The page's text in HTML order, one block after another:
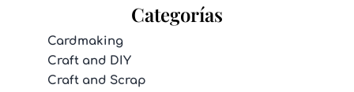
Categorías
Cardmaking
Craft and DIY
Craft and Scrap